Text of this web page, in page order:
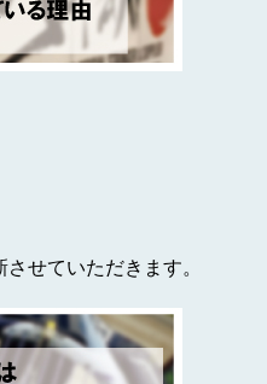
せていただきます。